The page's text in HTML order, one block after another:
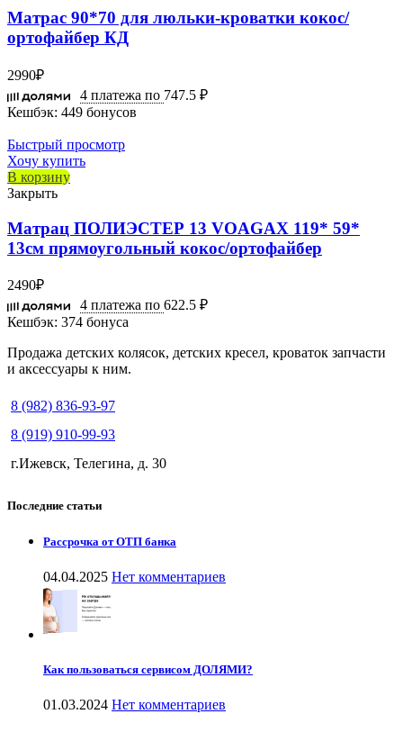
Матрас 90*70 для люльки-кроватки кокос/
ортофайбер КД
2990₽
4 платежа по 747.5 ₽
Кешбэк: 449 бонусов
Быстрый просмотр
Хочу купить
В корзину
Закрыть
Матрац ПОЛИЭСТЕР 13 VOAGAX 119* 59*
13см прямоугольный кокос/ортофайбер
2490₽
4 платежа по 622.5 ₽
Кешбэк: 374 бонуса
Продажа детских колясок, детских кресел, кроваток запчасти
и аксессуары к ним.
8 (982) 836-93-97
8 (919) 910-99-93
г.Ижевск, Телегина, д. 30
Последние статьи
Рассрочка от ОТП банка
04.04.2025 Нет комментариев
Как пользоваться сервисом ДОЛЯМИ?
01.03.2024 Нет комментариев